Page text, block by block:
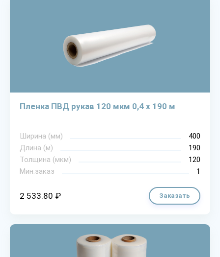
Пленка ПВД рукав 120 мкм 0,4 х 190 м
Ширина (мм)
400
Длина (м)
190
Толщина (мкм)
120
Мин.заказ
1
2 533.80 ₽ Заказать